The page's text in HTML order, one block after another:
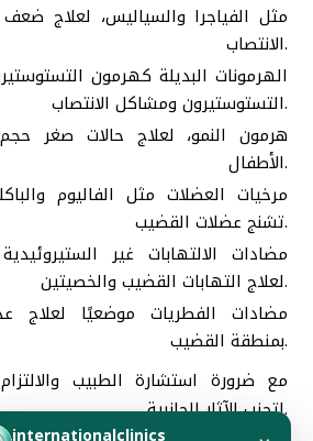
الانتصاب.
الهرمونات البديلة كهرمون
التستوستيرون ومشاكل الانتصاب.
هرمون النمو، لعلاج حالات صغر
الأطفال.
مرخيات العضلات مثل الفاليوم
تشنج عضلات القضيب.
مضادات الالتهابات غير الستيروئيدية
لعلاج التهابات القضيب والخصيتين.
مضادات الفطريات موضعيًا لعلاج
بمنطقة القضيب.
مع ضرورة استشارة الطبيب
لتجنب الآثار الجانبية.